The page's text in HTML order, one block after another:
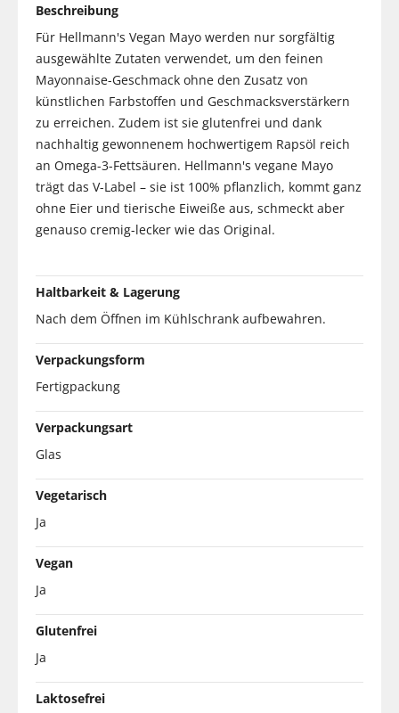
Beschreibung
Für Hellmann's Vegan Mayo werden nur sorgfältig
ausgewählte Zutaten verwendet, um den feinen
Mayonnaise-Geschmack ohne den Zusatz von
künstlichen Farbstoffen und Geschmacksverstärkern
zu erreichen. Zudem ist sie glutenfrei und dank
nachhaltig gewonnenem hochwertigem Rapsöl reich
an Omega-3-Fettsäuren. Hellmann's vegane Mayo
trägt das V-Label – sie ist 100% pflanzlich, kommt ganz
ohne Eier und tierische Eiweiße aus, schmeckt aber
genauso cremig-lecker wie das Original.
Haltbarkeit & Lagerung
Nach dem Öffnen im Kühlschrank aufbewahren.
Verpackungsform
Fertigpackung
Verpackungsart
Glas
Vegetarisch
Ja
Vegan
Ja
Glutenfrei
Ja
Laktosefrei